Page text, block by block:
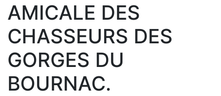
AMICALE DES
CHASSEURS DES
GORGES DU
BOURNAC.